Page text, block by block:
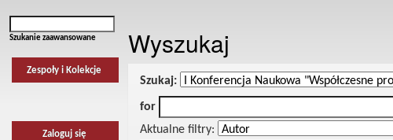
Szukanie zaawansowane
Zespoły i Kolekcje
Zaloguj się
Wyszukaj
Szukaj:
for
Aktualne filtry: